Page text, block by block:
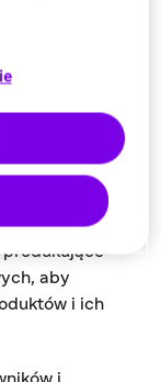
Dążymy do
wszystkimi
służby
licencje i
nasze zakłady
produkujące
aby
i ich
i